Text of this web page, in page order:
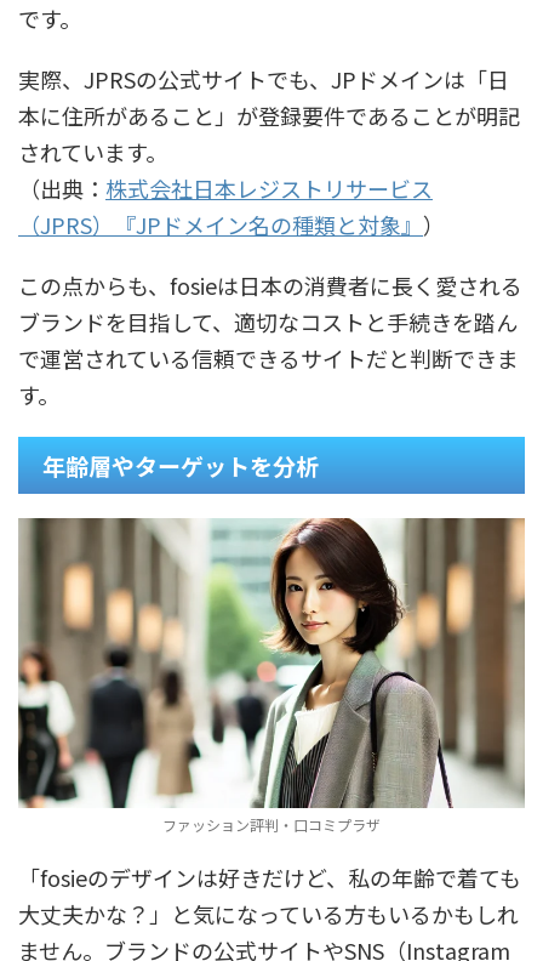
です。
実際、JPRSの公式サイトでも、JPドメインは「日
本に住所があること」が登録要件であることが明記
されています。
（出典： 株式会社日本レジストリサービス
（JPRS）『JPドメイン名の種類と対象』 ）
この点からも、fosieは日本の消費者に長く愛される
ブランドを目指して、適切なコストと手続きを踏ん
で運営されている信頼できるサイトだと判断できま
す。
年齢層やターゲットを分析
ファッション評判・口コミプラザ
「fosieのデザインは好きだけど、私の年齢で着ても
大丈夫かな？」と気になっている方もいるかもしれ
ません。ブランドの公式サイトやSNS（Instagram